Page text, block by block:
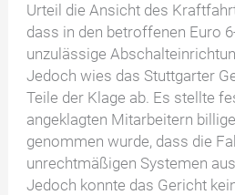
Urteil die Ansicht des
dass in den betroffenen Euro
unzulässige
Jedoch wies das Stuttgarter
Teile der Klage ab. Es stellte
angeklagten Mitarbeitern
genommen wurde, dass die
unrechtmäßigen Systemen
Jedoch konnte das Gericht